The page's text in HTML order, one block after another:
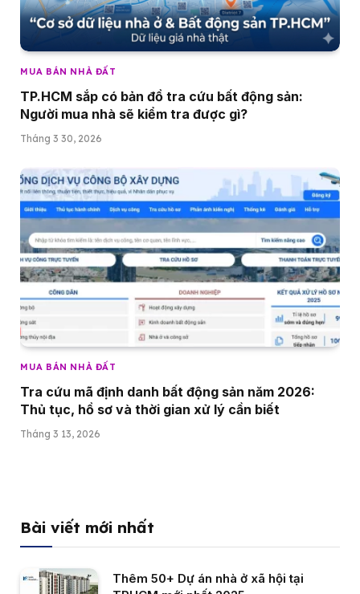
MUA BÁN NHÀ ĐẤT
TP.HCM sắp có bản đồ tra cứu bất động sản:
Người mua nhà sẽ kiểm tra được gì?
Tháng 3 30, 2026
MUA BÁN NHÀ ĐẤT
Tra cứu mã định danh bất động sản năm 2026:
Thủ tục, hồ sơ và thời gian xử lý cần biết
Tháng 3 13, 2026
Bài viết mới nhất
Thêm 50+ Dự án nhà ở xã hội tại